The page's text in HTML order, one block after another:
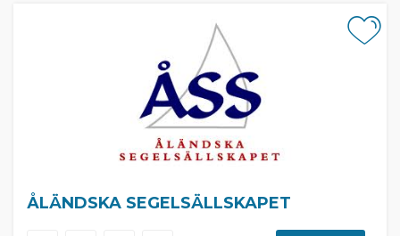
ÅLÄNDSKA SEGELSÄLLSKAPET